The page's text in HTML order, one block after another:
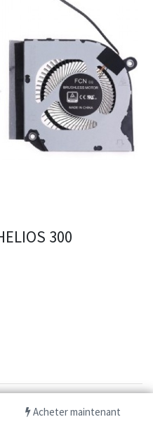
Acheter maintenant
300